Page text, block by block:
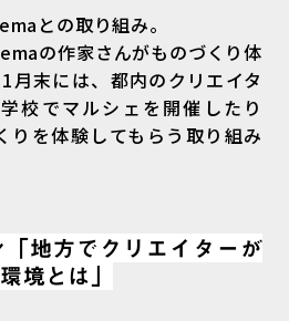
との取り組み。
の作家さんがものづくり体
月末には、都内のクリエイタ
校でマルシェを開催したり
りを体験してもらう取り組み
「地方でクリエイターが
境とは」